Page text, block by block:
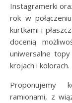
Instagramerki
rok w
kurtkami i
docenią
uniwersalne
krojach i kolorach.
Proponujemy
ramionami, z